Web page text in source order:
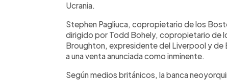
Ucrania.
Stephen Pagliuca, copropietario de los
dirigido por Todd Bohely, copropietario de
Broughton, expresidente del Liverpool y
a una venta anunciada como inminente.
Según medios británicos, la banca